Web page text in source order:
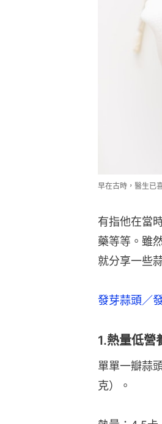
早在古時，醫生已
有指他在當
藥等等。雖
就分享一些
發芽蒜頭／
1.熱量低營
單單一瓣蒜
克）。